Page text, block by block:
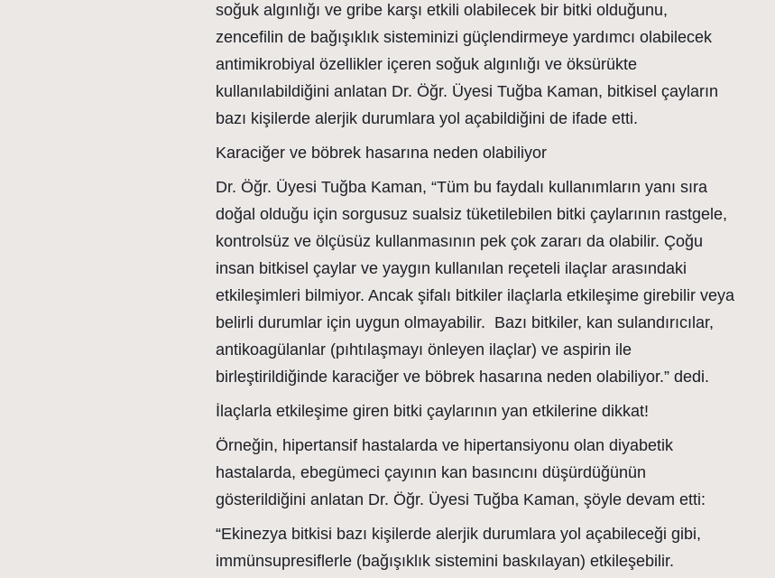
soğuk algınlığı ve gribe karşı etkili olabilecek bir bitki olduğunu,
zencefilin de bağışıklık sisteminizi güçlendirmeye yardımcı olabilecek
antimikrobiyal özellikler içeren soğuk algınlığı ve öksürükte
kullanılabildiğini anlatan Dr. Öğr. Üyesi Tuğba Kaman, bitkisel çayların
bazı kişilerde alerjik durumlara yol açabildiğini de ifade etti.
Karaciğer ve böbrek hasarına neden olabiliyor
Dr. Öğr. Üyesi Tuğba Kaman, “Tüm bu faydalı kullanımların yanı sıra
doğal olduğu için sorgusuz sualsiz tüketilebilen bitki çaylarının rastgele,
kontrolsüz ve ölçüsüz kullanmasının pek çok zararı da olabilir. Çoğu
insan bitkisel çaylar ve yaygın kullanılan reçeteli ilaçlar arasındaki
etkileşimleri bilmiyor. Ancak şifalı bitkiler ilaçlarla etkileşime girebilir veya
belirli durumlar için uygun olmayabilir. Bazı bitkiler, kan sulandırıcılar,
antikoagülanlar (pıhtılaşmayı önleyen ilaçlar) ve aspirin ile
birleştirildiğinde karaciğer ve böbrek hasarına neden olabiliyor.” dedi.
İlaçlarla etkileşime giren bitki çaylarının yan etkilerine dikkat!
Örneğin, hipertansif hastalarda ve hipertansiyonu olan diyabetik
hastalarda, ebegümeci çayının kan basıncını düşürdüğünün
gösterildiğini anlatan Dr. Öğr. Üyesi Tuğba Kaman, şöyle devam etti:
“Ekinezya bitkisi bazı kişilerde alerjik durumlara yol açabileceği gibi,
immünsupresiflerle (bağışıklık sistemini baskılayan) etkileşebilir.